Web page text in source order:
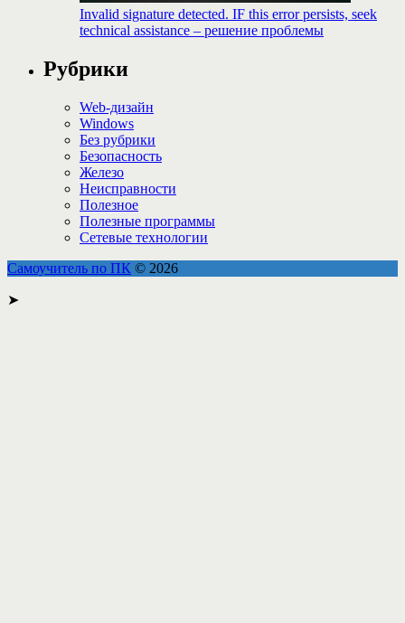
Invalid signature detected. IF this error persists, seek
technical assistance – решение проблемы
Рубрики
Web-дизайн
Windows
Без рубрики
Безопасность
Железо
Неисправности
Полезное
Полезные программы
Сетевые технологии
Самоучитель по ПК © 2026
➤